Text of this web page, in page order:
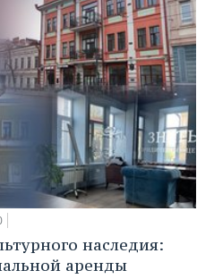
наследия:
аренды